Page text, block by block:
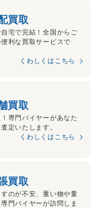
買取
宅で完結！全国からご
利な買取サービスで
くわしくはこちら
買取
専門バイヤーがあなた
定いたします。
くわしくはこちら
買取
のが不安、重い物や量
門バイヤーが訪問しま